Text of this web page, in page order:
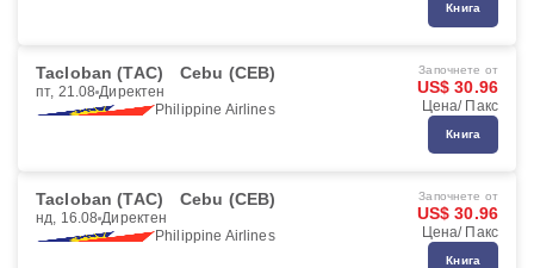
Книга
Tacloban (TAC) Cebu (CEB)
пт, 21.08 Директен
Philippine Airlines
Започнете от
US$ 30.96
Цена/ Пакс
Книга
Tacloban (TAC) Cebu (CEB)
нд, 16.08 Директен
Philippine Airlines
Започнете от
US$ 30.96
Цена/ Пакс
Книга